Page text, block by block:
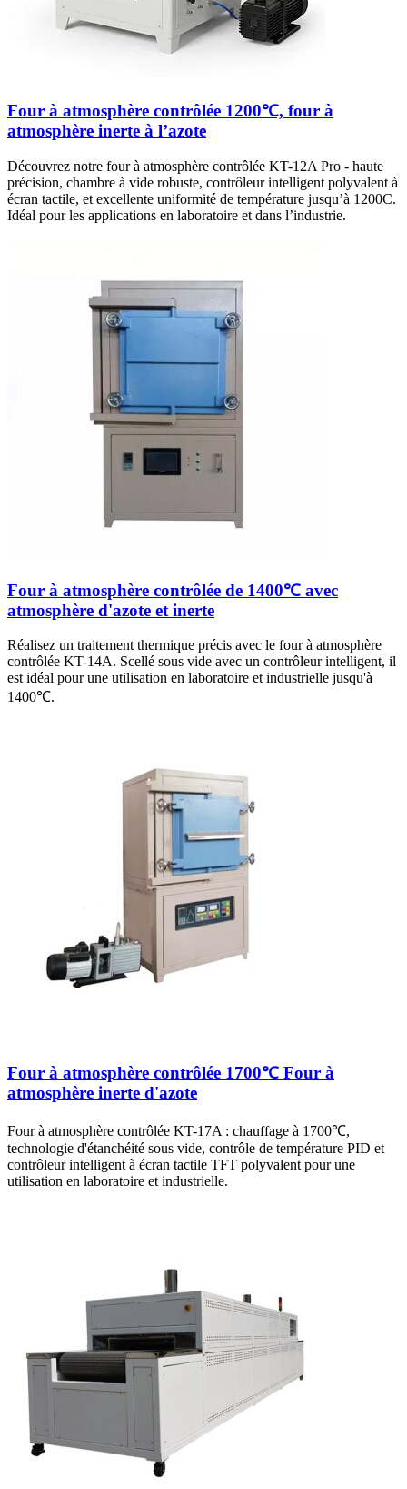
Four à atmosphère contrôlée 1200℃, four à
atmosphère inerte à l’azote
Découvrez notre four à atmosphère contrôlée KT-12A Pro - haute
précision, chambre à vide robuste, contrôleur intelligent polyvalent à
écran tactile, et excellente uniformité de température jusqu’à 1200C.
Idéal pour les applications en laboratoire et dans l’industrie.
Four à atmosphère contrôlée de 1400℃ avec
atmosphère d'azote et inerte
Réalisez un traitement thermique précis avec le four à atmosphère
contrôlée KT-14A. Scellé sous vide avec un contrôleur intelligent, il
est idéal pour une utilisation en laboratoire et industrielle jusqu'à
1400℃.
Four à atmosphère contrôlée 1700℃ Four à
atmosphère inerte d'azote
Four à atmosphère contrôlée KT-17A : chauffage à 1700℃,
technologie d'étanchéité sous vide, contrôle de température PID et
contrôleur intelligent à écran tactile TFT polyvalent pour une
utilisation en laboratoire et industrielle.